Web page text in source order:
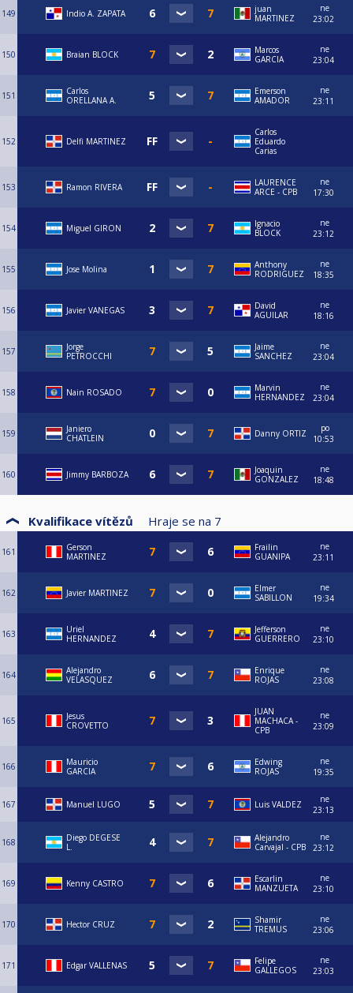
149 Indio A. ZAPATA
juan
MARTINEZ
ne
23:02
150 Braian BLOCK
Marcos
GARCIA
ne
23:04
151
Carlos
ORELLANA A.
Emerson
AMADOR
ne
23:11
152 Delfi MARTINEZ
Carlos
Eduardo
Carias
153 Ramon RIVERA
LAURENCE
ARCE - CPB
ne
17:30
154 Miguel GIRON
Ignacio
BLOCK
ne
23:12
155 Jose Molina
Anthony
RODRIGUEZ
ne
18:35
156 Javier VANEGAS
David
AGUILAR
ne
18:16
157
Jorge
PETROCCHI
Jaime
SANCHEZ
ne
23:04
158 Nain ROSADO
Marvin
HERNANDEZ
ne
23:04
159
Janiero
CHATLEIN
Danny ORTIZ
po
10:53
160 Jimmy BARBOZA
Joaquin
GONZALEZ
ne
18:48
Kvalifikace vítězů Hraje se na 7
161
Gerson
MARTINEZ
Frailin
GUANIPA
ne
23:11
162 Javier MARTINEZ
Elmer
SABILLON
ne
19:34
163
Uriel
HERNANDEZ
Jefferson
GUERRERO
ne
23:10
164
Alejandro
VELASQUEZ
Enrique
ROJAS
ne
23:08
165
Jesus
CROVETTO
JUAN
MACHACA -
CPB
ne
23:09
166
Mauricio
GARCIA
Edwing
ROJAS
ne
19:35
167 Manuel LUGO Luis VALDEZ
ne
23:13
168
Diego DEGESE
L.
⁠Alejandro
Carvajal - CPB
ne
23:12
169 Kenny CASTRO
Escarlin
MANZUETA
ne
23:10
170 Hector CRUZ
Shamir
TREMUS
ne
23:06
171 Edgar VALLENAS
Felipe
GALLEGOS
ne
23:03